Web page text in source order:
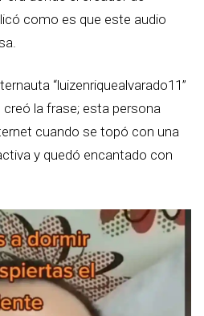
como es que este audio
“luizenriquealvarado11”
creó la frase; esta persona
cuando se topó con una
y quedó encantado con